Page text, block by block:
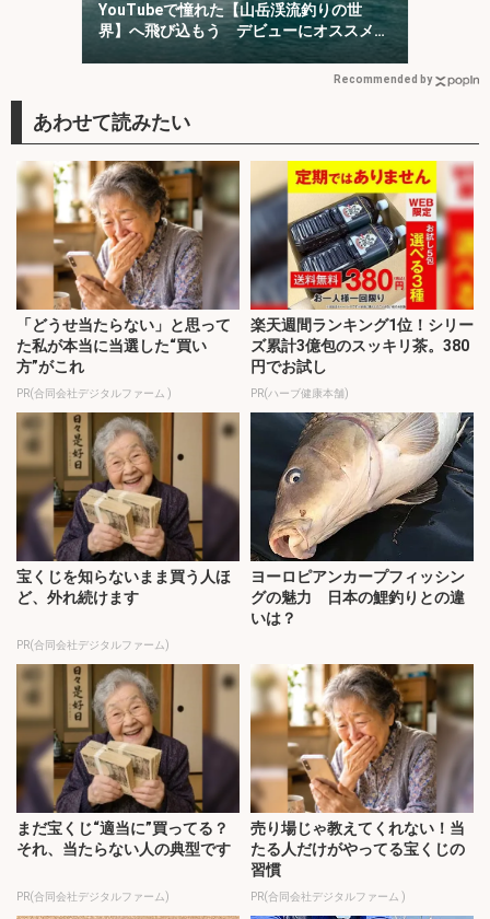
YouTubeで憧れた【山岳渓流釣りの世
界】へ飛び込もう デビューにオススメの
Recommended by
「どうせ当たらない」と思って
た私が本当に当選した“買い
方”がこれ
PR(合同会社デジタルファーム )
楽天週間ランキング1位！シリー
ズ累計3億包のスッキリ茶。380
円でお試し
PR(ハーブ健康本舗)
宝くじを知らないまま買う人ほ
ど、外れ続けます
PR(合同会社デジタルファーム)
ヨーロピアンカープフィッシン
グの魅力 日本の鯉釣りとの違
いは？
まだ宝くじ“適当に”買ってる？
それ、当たらない人の典型です
PR(合同会社デジタルファーム)
売り場じゃ教えてくれない！当
たる人だけがやってる宝くじの
習慣
PR(合同会社デジタルファーム )